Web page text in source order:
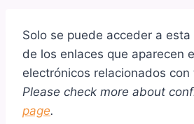
Solo se puede acceder a
de los enlaces que aparecen
electrónicos relacionados con
Please check more about
page.